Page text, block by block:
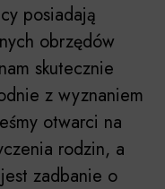
posiadają
obrzędów
skutecznie
z wyznaniem
otwarci na
rodzin, a
zadbanie o